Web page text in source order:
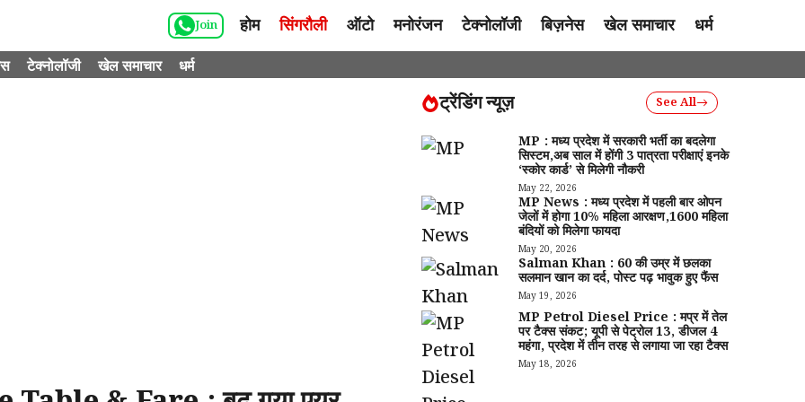
Join होम सिंगरौली ऑटो मनोरंजन टेक्नोलॉजी बिज़नेस खेल समाचार धर्म
टेक्नोलॉजी खेल समाचार धर्म
ट्रेंडिंग न्यूज़ See All
MP : मध्य प्रदेश में सरकारी भर्ती का बदलेगा
सिस्टम,अब साल में होंगी 3 पात्रता परीक्षाएं इनके
‘स्कोर कार्ड’ से मिलेगी नौकरी
May 22, 2026
MP News : मध्य प्रदेश में पहली बार ओपन
जेलों में होगा 10% महिला आरक्षण,1600 महिला
बंदियों को मिलेगा फायदा
May 20, 2026
Salman Khan : 60 की उम्र में छलका
सलमान खान का दर्द, पोस्ट पढ़ भावुक हुए फैंस
May 19, 2026
MP Petrol Diesel Price : मप्र में तेल
पर टैक्स संकट; यूपी से पेट्रोल ₹13, डीजल ₹4
महंगा, प्रदेश में तीन तरह से लगाया जा रहा टैक्स
May 18, 2026